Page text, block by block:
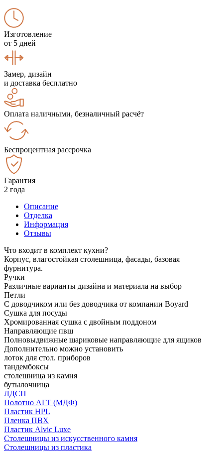
Изготовление
от 5 дней
Замер, дизайн
и доставка бесплатно
Оплата наличными, безналичный расчёт
Беспроцентная рассрочка
Гарантия
2 года
Описание
Отделка
Информация
Отзывы
Что входит в комплект кухни?
Корпус, влагостойкая столешница, фасады, базовая
фурнитура.
Ручки
Различные варианты дизайна и материала на выбор
Петли
С доводчиком или без доводчика от компании Boyard
Сушка для посуды
Хромированная сушка с двойным поддоном
Направляющие пвш
Полновыдвижные шариковые направляющие для ящиков
Дополнительно можно установить
лоток для стол. приборов
тандембоксы
столешница из камня
бутылочница
ЛДСП
Полотно АГТ (МДФ)
Пластик HPL
Пленка ПВХ
Пластик Alvic Luxe
Столешницы из искусственного камня
Столешницы из пластика